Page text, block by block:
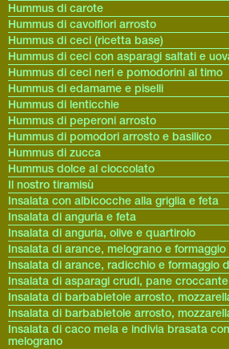
Hummus di carote
Hummus di cavolfiori arrosto
Hummus di ceci (ricetta base)
Hummus di ceci con asparagi saltati e
Hummus di ceci neri e pomodorini al timo
Hummus di edamame e piselli
Hummus di lenticchie
Hummus di peperoni arrosto
Hummus di pomodori arrosto e basilico
Hummus di zucca
Hummus dolce al cioccolato
Il nostro tiramisù
Insalata con albicocche alla griglia e feta
Insalata di anguria e feta
Insalata di anguria, olive e quartirolo
Insalata di arance, melograno e
Insalata di arance, radicchio e formaggio
Insalata di asparagi crudi, pane
Insalata di barbabietole arrosto,
Insalata di barbabietole arrosto,
Insalata di caco mela e indivia brasata
melograno